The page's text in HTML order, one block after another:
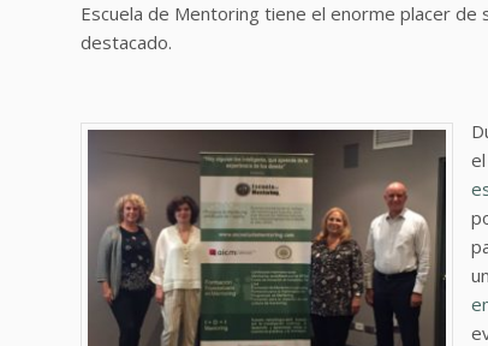
Escuela de Mentoring tiene el enorme placer
destacado.
el
un